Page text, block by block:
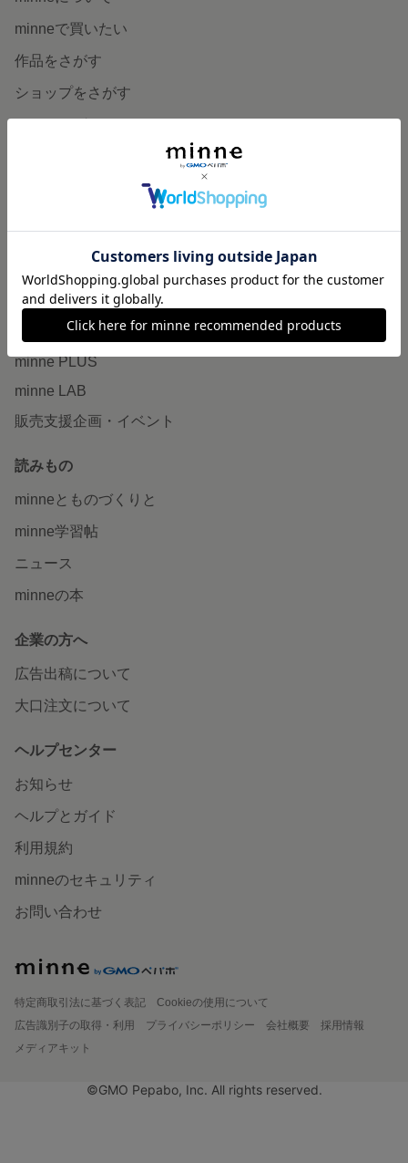
minneで買いたい
作品をさがす
ショップをさがす
minneで売りたい
ヴィンテージ販売
ダウンロード販売
minne PLUS
minne LAB
販売支援企画・イベント
読みもの
minneとものづくりと
minne学習帖
ニュース
minneの本
企業の方へ
広告出稿について
大口注文について
ヘルプセンター
お知らせ
ヘルプとガイド
利用規約
minneのセキュリティ
お問い合わせ
特定商取引法に基づく表記
Cookieの使用について
広告識別子の取得・利用
プライバシーポリシー 会社概要
採用情報
メディアキット
©GMO Pepabo, Inc. All rights reserved.